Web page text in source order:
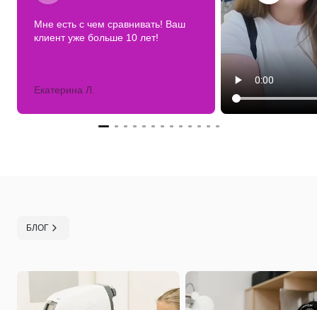
Мне есть с чем сравнивать! Ваш
клиент уже больше 10 лет!
Екатерина Л.
БЛОГ